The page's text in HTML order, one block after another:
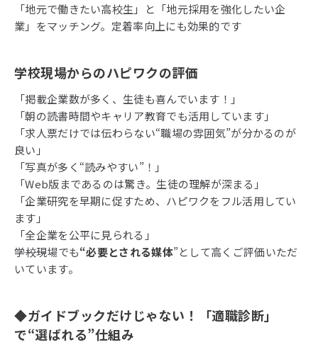
「地元で働きたい高校生」と「地元採用を強化したい企
業」をマッチング。定着率向上にも効果的です
学校現場からのハピワクの評価
「掲載企業数が多く、生徒も喜んでいます！」
「朝の読書時間やキャリア教育でも活用しています」
「求人票だけでは伝わらない“職場の雰囲気”が分かるのが
良い」
「写真が多く“読みやすい”！」
「Web版まであるのは驚き。生徒の理解が深まる」
「企業研究を早期に促すため、ハピワクをフル活用してい
ます」
「全企業を公平に見られる」
―――学校現場でも“必要とされる媒体”として高くご評価いただ
いています。
◆ガイドブックだけじゃない！「適職診断」
で“選ばれる”仕組み